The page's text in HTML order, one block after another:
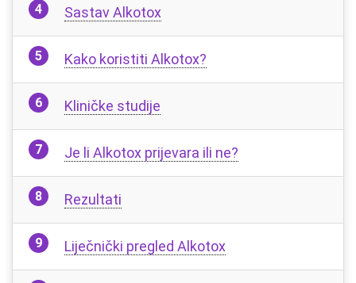
Sastav Alkotox
Kako koristiti Alkotox?
Kliničke studije
Je li Alkotox prijevara ili ne?
Rezultati
Liječnički pregled Alkotox